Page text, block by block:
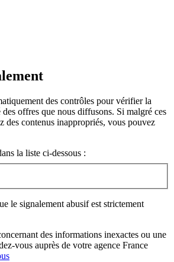
des contrôles pour vérifier la
offres que nous diffusons. Si malgré ces
des contenus inappropriés, vous pouvez
la liste ci-dessous :
le signalement abusif est strictement
des informations inexactes ou une
vous auprès de votre agence France